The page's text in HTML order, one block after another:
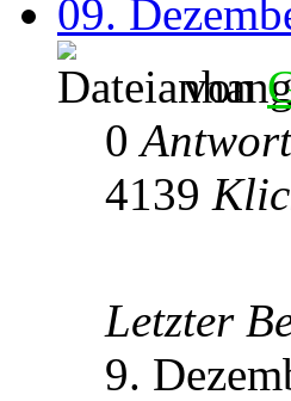
09.
von
0Antwort
4139
Letzter
9.